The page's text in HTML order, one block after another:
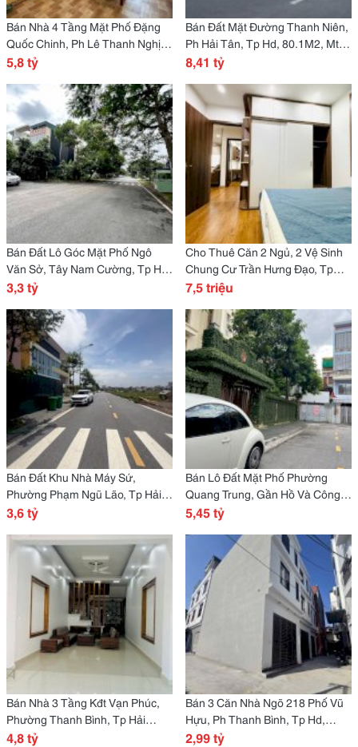
Bán Nhà 4 Tầng Mặt Phố Đặng
Quốc Chinh, Ph Lê Thanh Nghị,
Tp Hd, 75M2, Mt 5M, 4 Ngủ
5,8 tỷ
Bán Đất Mặt Đường Thanh Niên,
Ph Hải Tân, Tp Hd, 80.1M2, Mt
4.5M, Kinh Doanh Sầm Uất
8,41 tỷ
Bán Đất Lô Góc Mặt Phố Ngô
Văn Sở, Tây Nam Cường, Tp Hd,
65M2, 2 Mặt Đường, Giá Cực Tốt
3,3 tỷ
Cho Thuê Căn 2 Ngủ, 2 Vệ Sinh
Chung Cư Trần Hưng Đạo, Tp
Hải Dương, 68M2, Căn Góc, Giá
7,5 triệu
Bán Đất Khu Nhà Máy Sứ,
Phường Phạm Ngũ Lão, Tp Hải
Dương, 58M2, Mt 4M, Vị Trí
3,6 tỷ
Bán Lô Đất Mặt Phố Phường
Quang Trung, Gần Hồ Và Công
Viên Bạch Đằng, Tp Hd, 99M2,
5,45 tỷ
Bán Nhà 3 Tầng Kđt Vạn Phúc,
Phường Thanh Bình, Tp Hải
Dương, 76M2, 4 Ngủ, 3 Vs, Mt
4,8 tỷ
Bán 3 Căn Nhà Ngõ 218 Phố Vũ
Hựu, Ph Thanh Bình, Tp Hd,
50M2, 3 Ngủ, Hướng Đông Bắc,
2,99 tỷ